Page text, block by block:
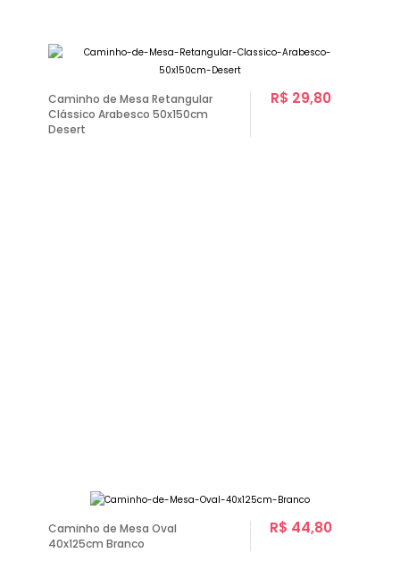
Caminho de Mesa Retangular
Clássico Arabesco 50x150cm
Desert
R$ 29,80
Caminho de Mesa Oval
40x125cm Branco
R$ 44,80